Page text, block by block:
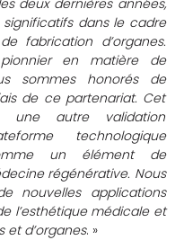
dans le cadre
fabrication d’organes.
en matière de
sommes honorés de
de ce partenariat. Cet
une autre validation
technologique
un élément de
régénérative. Nous
nouvelles applications
l’esthétique médicale et
et d’organes. »